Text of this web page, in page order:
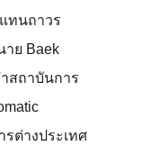
ทนถาวร
าย Baek
สถาบันการ
ต่างประเทศ